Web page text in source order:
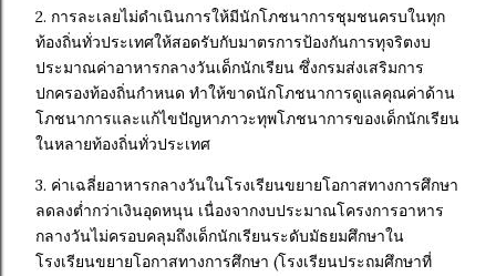
2. การละเลยไม่ดำเนินการให้มีนักโภชนาการชุมชนครบในทุก
ท้องถิ่นทั่วประเทศให้สอดรับกับมาตรการป้องกันการทุจริตงบ
ประมาณค่าอาหารกลางวันเด็กนักเรียน ซึ่งกรมส่งเสริมการ
ปกครองท้องถิ่นกำหนด ทำให้ขาดนักโภชนาการดูแลคุณค่าด้าน
โภชนาการและแก้ไขปัญหาภาวะทุพโภชนาการของเด็กนักเรียน
ในหลายท้องถิ่นทั่วประเทศ
3. ค่าเฉลี่ยอาหารกลางวันในโรงเรียนขยายโอกาสทางการศึกษา
ลดลงต่ำกว่าเงินอุดหนุน เนื่องจากงบประมาณโครงการอาหาร
กลางวันไม่ครอบคลุมถึงเด็กนักเรียนระดับมัธยมศึกษาใน
โรงเรียนขยายโอกาสทางการศึกษา (โรงเรียนประถมศึกษาที่